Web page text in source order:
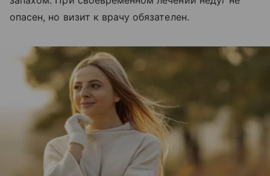
опасен, но визит к врачу обязателен.